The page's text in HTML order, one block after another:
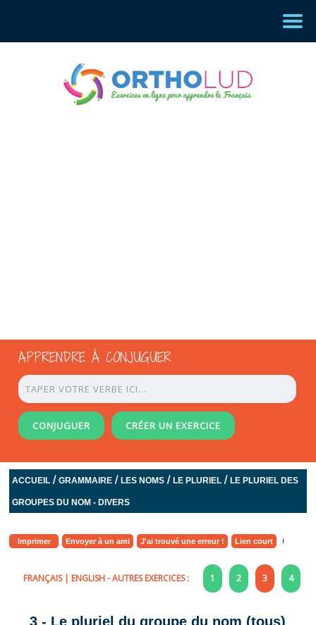
APPRENDRE À CONJUGUER
CONJUGUER CRÉER UN EXERCICE
ACCUEIL /GRAMMAIRE /LES NOMS /LE PLURIEL /LE PLURIEL DES
GROUPES DU NOM - DIVERS
Imprimer Envoyer à un ami J'ai trouvé une erreur ! Lien court
FRANÇAIS| ENGLISH- AUTRES EXERCICES : 1 2 3 4
3 - Le pluriel du groupe du nom (tous)